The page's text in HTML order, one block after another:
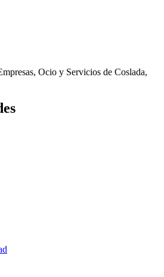
Ocio y Servicios de Coslada,